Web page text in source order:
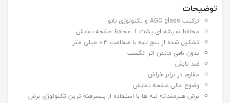
توضیحات
ترکیب AGC glass و تکنولوژی نانو
محافظ شیشه ای پشت + محافظ صفحه نمایش
تشکیل شده از پنج لایه با ضخامت 0.3 میلی متر
بدون باقی ماندن اثر انگشت
ضد تابش
مقاوم در برابر خراش
وضوح عالی صفحه نمایش
برش هنرمندانه لبه ها با استفاده از پیشرفته ترین تکنولوژی برش